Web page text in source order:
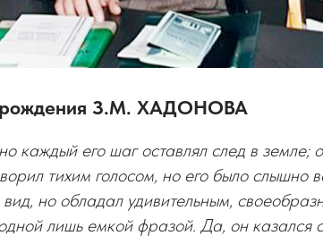
рождения З.М. ХАДОНОВА
каждый его шаг оставлял след в земле;
тихим голосом, но его было слышно
но обладал удивительным,
лишь емкой фразой. Да, он казался